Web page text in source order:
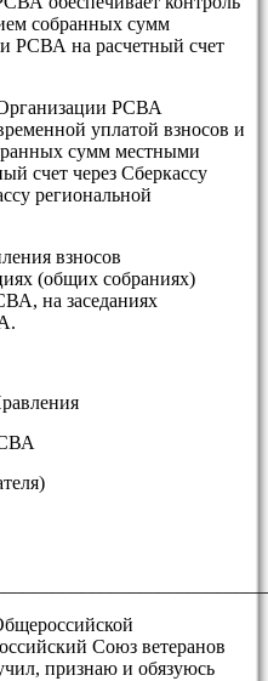
собранных сумм
РСВА на расчетный счет
РСВА
уплатой взносов и
сумм местными
счет через Сберкассу
региональной
взносов
(общих собраниях)
на заседаниях
Союз ветеранов
признаю и обязуюсь